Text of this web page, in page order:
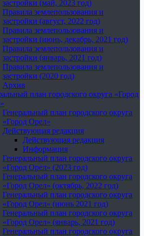
застройки (май, 2023 год)
Правила землепользования и
застройки (август, 2022 год)
Правила землепользования и
застройки (июнь, декабрь, 2021 год)
Правила землепользования и
застройки (январь, 2021 год)
Правила землепользования и
застройки (2020 год)
Архив
план городского округа «Город
Генеральный план городского округа
«Город Орел»
Действующая редакция
Действующая редакция
Информация
Генеральный план городского округа
«Город Орел» (2023 год)
Генеральный план городского округа
«Город Орел» (октябрь, 2022 год)
Генеральный план городского округа
«Город Орел» (июнь 2021 год)
Генеральный план городского округа
«Город Орел» (январь, 2021 год)
Генеральный план городского округа